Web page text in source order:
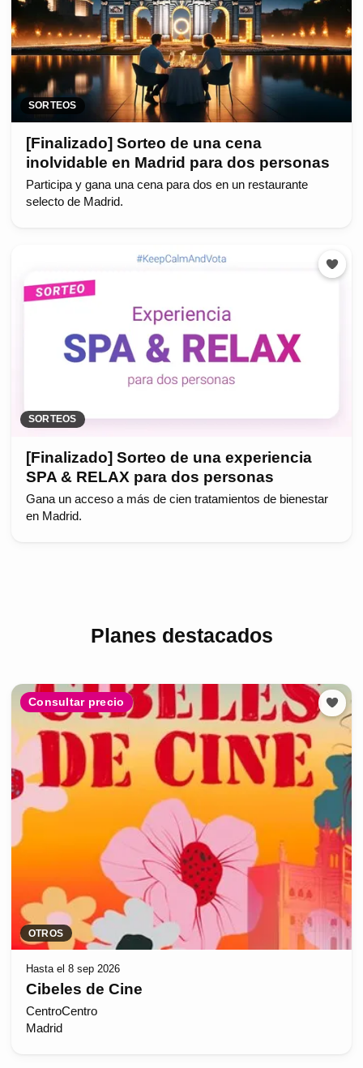
SORTEOS
[Finalizado] Sorteo de una cena
inolvidable en Madrid para dos personas
Participa y gana una cena para dos en un restaurante
selecto de Madrid.
SORTEOS
[Finalizado] Sorteo de una experiencia
SPA & RELAX para dos personas
Gana un acceso a más de cien tratamientos de bienestar
en Madrid.
Planes destacados
Consultar precio
OTROS
Hasta el 8 sep 2026
Cibeles de Cine
CentroCentro
Madrid